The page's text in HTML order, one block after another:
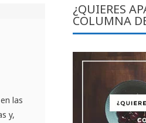
las
y,
¿QUIERES
COLUMNA